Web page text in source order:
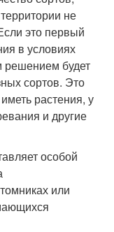
не
это первый
в условиях
решением будет
сортов. Это
растения, у
и другие
особой
или